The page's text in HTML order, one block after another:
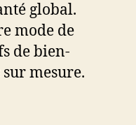
global.
mode de
de bien-
mesure.